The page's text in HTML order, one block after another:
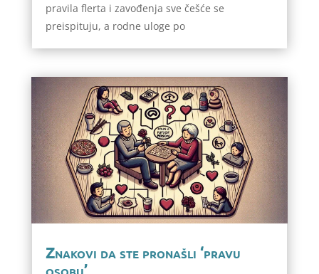
pravila flerta i zavođenja sve češće se
preispituju, a rodne uloge po
Znakovi da ste pronašli ‘pravu
osobu’